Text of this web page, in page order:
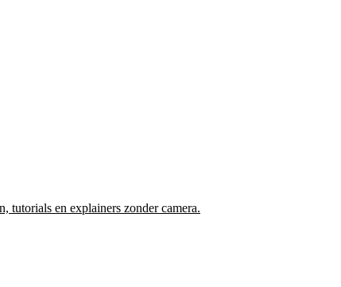
tutorials en explainers zonder camera.